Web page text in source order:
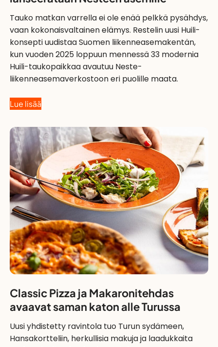
Tauko matkan varrella ei ole enää pelkkä pysähdys,
vaan kokonaisvaltainen elämys. Restelin uusi Huili-
konsepti uudistaa Suomen liikenneasemakentän,
kun vuoden 2025 loppuun mennessä 33 modernia
Huili-taukopaikkaa avautuu Neste-
liikenneasemaverkostoon eri puolille maata.
Lue lisää
Classic Pizza ja Makaronitehdas
avaavat saman katon alle Turussa
Uusi yhdistetty ravintola tuo Turun sydämeen,
Hansakortteliin, herkullisia makuja ja laadukkaita